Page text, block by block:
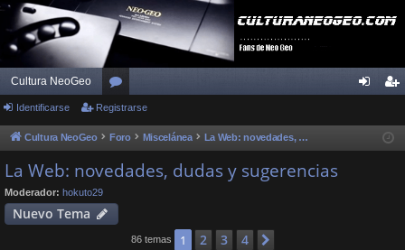
Cultura NeoGeo
or
os ist
Identificarse Registrarse
Cultura NeoGeo Foro Miscelánea La Web: novedades, dudas y sugerencias
La Web: novedades, dudas y sugerencias
Moderador: hokuto29
Nuevo Tema
86 temas 1 2 3 4